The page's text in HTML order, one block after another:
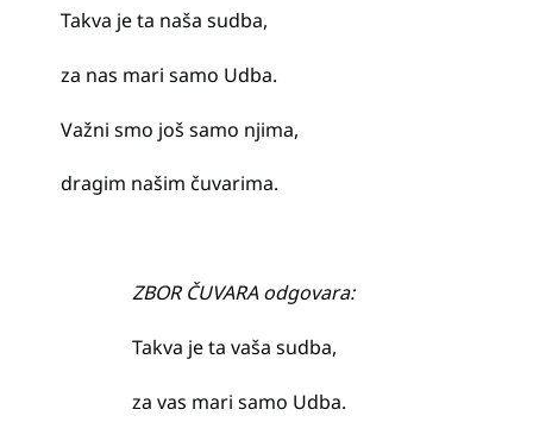
Takva je ta naša sudba,
za nas mari samo Udba.
Važni smo još samo njima,
dragim našim čuvarima.
ZBOR ČUVARA odgovara:
Takva je ta vaša sudba,
za vas mari samo Udba.